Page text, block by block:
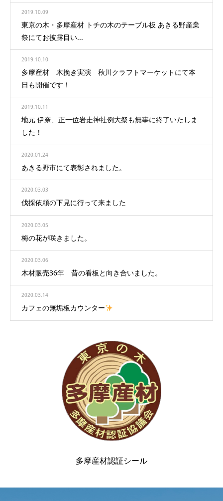
2019.10.09
東京の木・多摩産材 トチの木のテーブル板 あきる野産業
祭にてお披露目い...
2019.10.10
多摩産材 木挽き実演 秋川クラフトマーケットにて本
日も開催です！
2019.10.11
地元 伊奈、正一位岩走神社例大祭も無事に終了いたしま
した！
2020.01.24
あきる野市にて表彰されました。
2020.03.03
伐採依頼の下見に行って来ました
2020.03.05
梅の花が咲きました。
2020.03.06
木材販売36年 昔の看板と向き合いました。
2020.03.14
カフェの無垢板カウンター
多摩産材認証シール